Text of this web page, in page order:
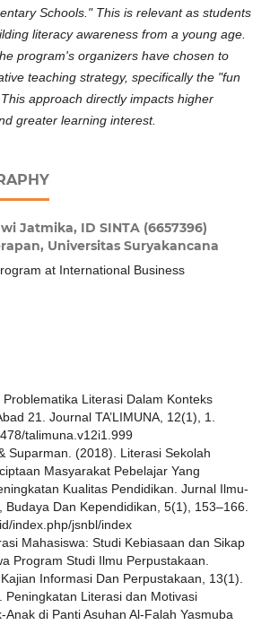
Schools." This is relevant as students
literacy awareness from a young age.
program's organizers have chosen to
teaching strategy, specifically the "fun
approach directly impacts higher
greater learning interest.
Jatmika, ID SINTA (6657396)
Universitas Suryakancana
at International Business
Literasi Dalam Konteks
21. Journal TA’LIMUNA, 12(1), 1.
talimuna.v12i1.999
Suparman. (2018). Literasi Sekolah
Masyarakat Pebelajar Yang
Kualitas Pendidikan. Jurnal Ilmu-
Budaya Dan Kependidikan, 5(1), 153–166.
index.php/jsnbl/index
Mahasiswa: Studi Kebiasaan dan Sikap
Program Studi Ilmu Perpustakaan.
Informasi Dan Perpustakaan, 13(1).
Peningkatan Literasi dan Motivasi
Anak di Panti Asuhan Al-Falah Yasmuba